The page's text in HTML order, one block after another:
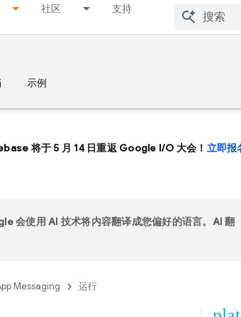
社区 支持
示例
将于 5 月 14 日重返 Google I/O 大会！ 立即报
会使用 AI 技术将内容翻译成您偏好的语言。AI 翻
Messaging 运行